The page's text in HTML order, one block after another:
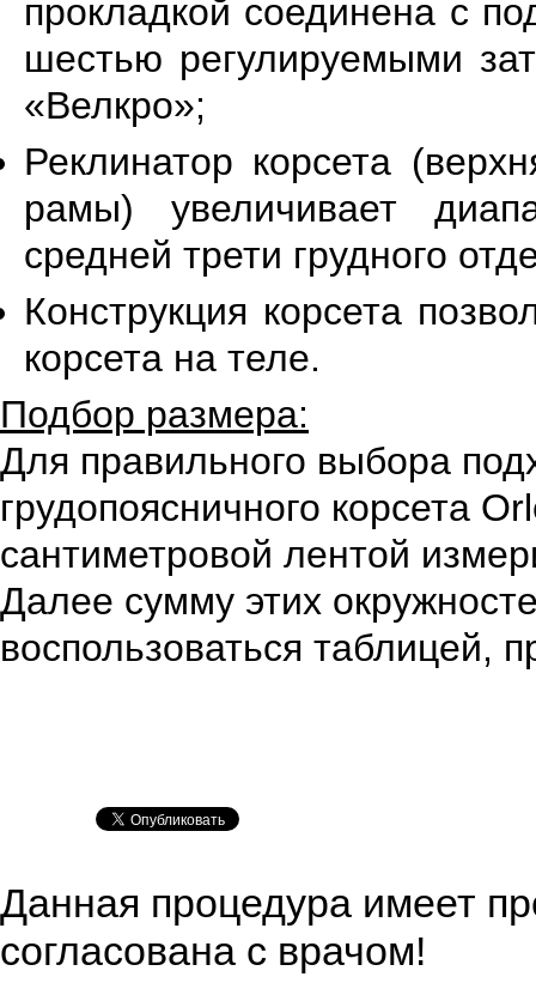
прокладкой соединена с
шестью регулируемыми
«Велкро»;
Реклинатор корсета
рамы) увеличивает
средней трети грудного
Конструкция корсета
корсета на теле.
Подбор размера:
Для правильного выбора
грудопоясничного корсета
сантиметровой лентой
Далее сумму этих
воспользоваться таблицей,
Данная процедура имеет
согласована с врачом!